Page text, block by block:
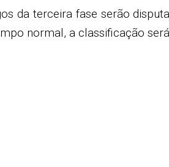
da terceira fase serão
normal, a classificação